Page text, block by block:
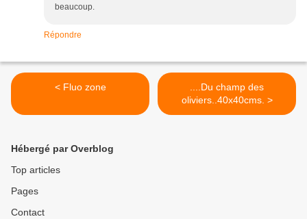
beaucoup.
Répondre
< Fluo zone
....Du champ des
oliviers..40x40cms. >
Hébergé par Overblog
Top articles
Pages
Contact